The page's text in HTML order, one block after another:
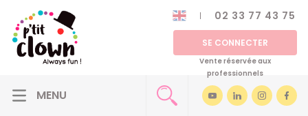
02 33 77 43 75
SE CONNECTER
Vente réservée aux
professionnels